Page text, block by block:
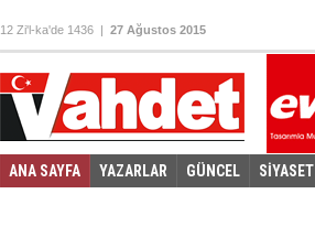
12 Zi'l-ka'de 1436 | 27 Ağustos 2015
ANA SAYFA YAZARLAR GÜNCEL SİYASET